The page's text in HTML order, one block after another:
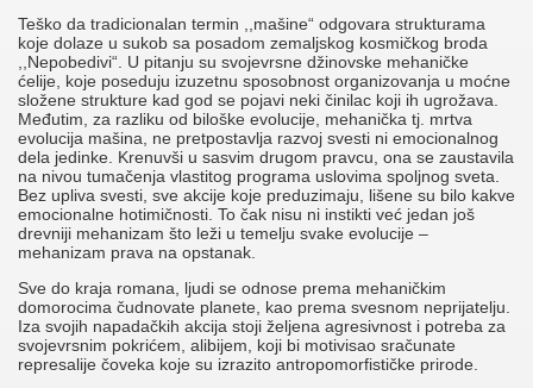
Teško da tradicionalan termin ,,mašine“ odgovara strukturama
koje dolaze u sukob sa posadom zemaljskog kosmičkog broda
,,Nepobedivi“. U pitanju su svojevrsne džinovske mehaničke
ćelije, koje poseduju izuzetnu sposobnost organizovanja u moćne
složene strukture kad god se pojavi neki činilac koji ih ugrožava.
Međutim, za razliku od biloške evolucije, mehanička tj. mrtva
evolucija mašina, ne pretpostavlja razvoj svesti ni emocionalnog
dela jedinke. Krenuvši u sasvim drugom pravcu, ona se zaustavila
na nivou tumačenja vlastitog programa uslovima spoljnog sveta.
Bez upliva svesti, sve akcije koje preduzimaju, lišene su bilo kakve
emocionalne hotimičnosti. To čak nisu ni instikti već jedan još
drevniji mehanizam što leži u temelju svake evolucije –
mehanizam prava na opstanak.
Sve do kraja romana, ljudi se odnose prema mehaničkim
domorocima čudnovate planete, kao prema svesnom neprijatelju.
Iza svojih napadačkih akcija stoji željena agresivnost i potreba za
svojevrsnim pokrićem, alibijem, koji bi motivisao sračunate
represalije čoveka koje su izrazito antropomorfističke prirode.